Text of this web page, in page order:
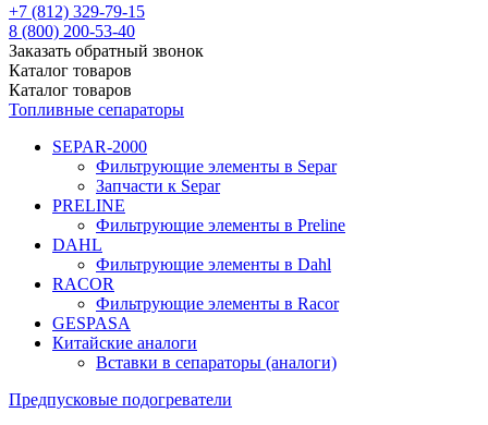
+7 (812) 329-79-15
8 (800) 200-53-40
Заказать обратный звонок
Каталог товаров
Каталог товаров
Топливные сепараторы
SEPAR-2000
Фильтрующие элементы в Separ
Запчасти к Separ
PRELINE
Фильтрующие элементы в Preline
DAHL
Фильтрующие элементы в Dahl
RACOR
Фильтрующие элементы в Racor
GESPASA
Китайские аналоги
Вставки в сепараторы (аналоги)
Предпусковые подогреватели